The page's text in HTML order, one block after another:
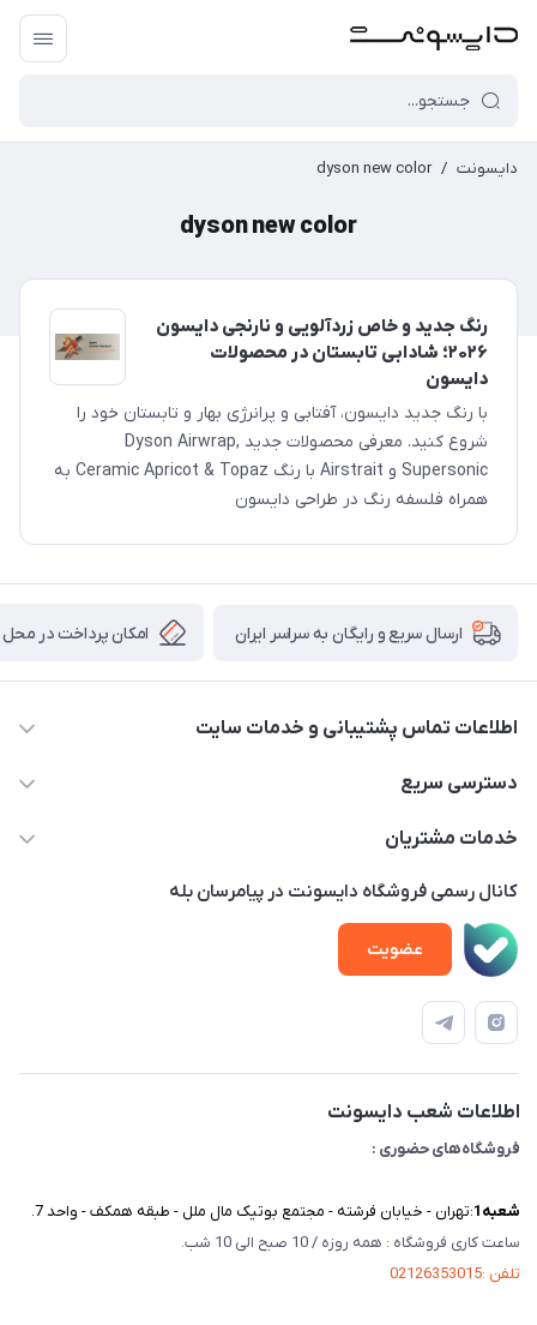
دایسونت /
dyson new color
dyson new color
رنگ جدید و خاص زردآلویی و نارنجی دایسون
۲۰۲۶؛ شادابی تابستان در محصولات
دایسون
با رنگ جدید دایسون، آفتابی و پرانرژی بهار و تابستان خود را
شروع کنید. معرفی محصولات جدید Dyson Airwrap,
Supersonic و Airstrait با رنگ Ceramic Apricot & Topaz به
همراه فلسفه رنگ در طراحی دایسون
ارسال سریع و رایگان به سراسر ایران امکان پرداخت در محل
اطلاعات تماس پشتیبانی و خدمات سایت
02122913970 داخلی 219
پلاک 23 – طبقه 3
دسترسی سریع
خانه
ویدئو‌های آموزشی
دفترچه راهنمای محصولات
درباره ما
تماس با ما
خدمات مشتریان
امور مشتریان
حساب کاربری
قوانین و مقررات
کانال رسمی فروشگاه دایسونت در پیامرسان بله
عضویت
اطلاعات شعب دایسونت
فروشگاه‌های حضوری :
شعبه‌1 :تهران - خیابان فرشته - مجتمع بوتیک مال ملل - طبقه همکف - واحد 7.
ساعت کاری فروشگاه : همه روزه / 10 صبح الی 10 شب.
تلفن :02126353015